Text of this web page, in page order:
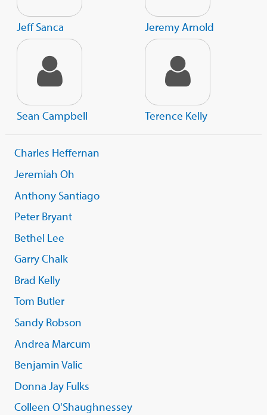
Jeff Sanca Jeremy Arnold
Sean Campbell Terence Kelly
Charles Heffernan
Jeremiah Oh
Anthony Santiago
Peter Bryant
Bethel Lee
Garry Chalk
Brad Kelly
Tom Butler
Sandy Robson
Andrea Marcum
Benjamin Valic
Donna Jay Fulks
Colleen O'Shaughnessey